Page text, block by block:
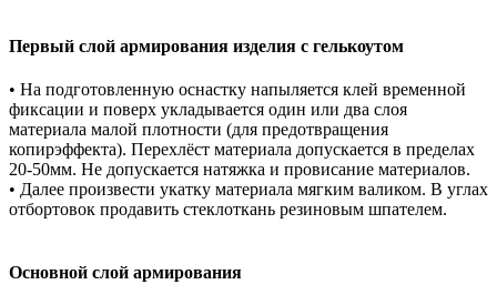
Первый слой армирования изделия с гелькоутом
• На подготовленную оснастку напыляется клей временной
фиксации и поверх укладывается один или два слоя
материала малой плотности (для предотвращения
копирэффекта). Перехлёст материала допускается в пределах
20-50мм. Не допускается натяжка и провисание материалов.
• Далее произвести укатку материала мягким валиком. В углах
отбортовок продавить стеклоткань резиновым шпателем.
Основной слой армирования